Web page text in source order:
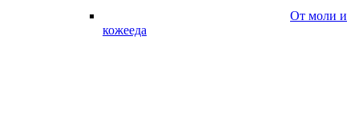
От моли и
кожееда